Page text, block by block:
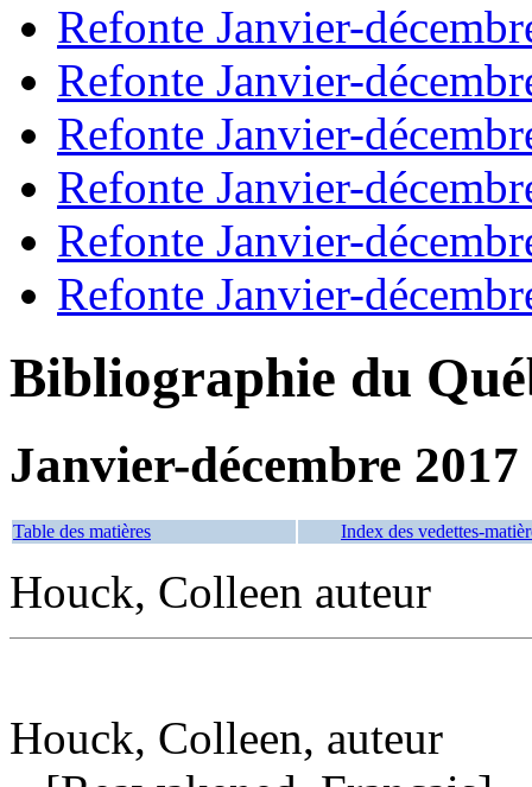
Refonte Janvier-
Refonte Janvier-
Refonte Janvier-
Refonte Janvier-
Refonte Janvier-
Refonte Janvier-
Bibliographie du
Janvier-décembre 2017
Table des matières Index des vedettes-
Houck, Colleen auteur
Houck, Colleen, auteur